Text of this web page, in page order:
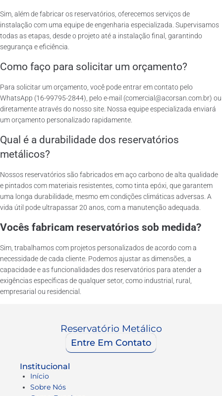
Sim, além de fabricar os reservatórios, oferecemos serviços de
instalação com uma equipe de engenharia especializada. Supervisamos
todas as etapas, desde o projeto até a instalação final, garantindo
segurança e eficiência.
Como faço para solicitar um orçamento?
Para solicitar um orçamento, você pode entrar em contato pelo
WhatsApp (16-99795-2844), pelo e-mail (comercial@acorsan.com.br) ou
diretamente através do nosso site. Nossa equipe especializada enviará
um orçamento personalizado rapidamente.
Qual é a durabilidade dos reservatórios
metálicos?
Nossos reservatórios são fabricados em aço carbono de alta qualidade
e pintados com materiais resistentes, como tinta epóxi, que garantem
uma longa durabilidade, mesmo em condições climáticas adversas. A
vida útil pode ultrapassar 20 anos, com a manutenção adequada.
Vocês fabricam reservatórios sob medida?
Sim, trabalhamos com projetos personalizados de acordo com a
necessidade de cada cliente. Podemos ajustar as dimensões, a
capacidade e as funcionalidades dos reservatórios para atender a
exigências específicas de qualquer setor, como industrial, rural,
empresarial ou residencial.
Reservatório Metálico
Entre Em Contato
Institucional
Início
Sobre Nós